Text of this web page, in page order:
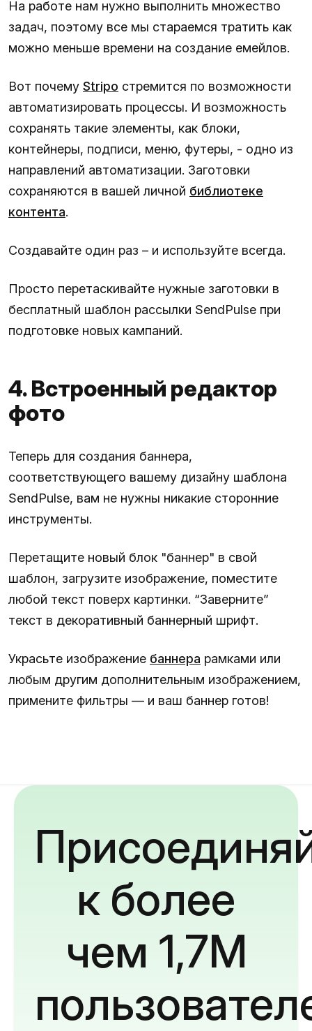
На работе нам нужно выполнить множество
задач, поэтому все мы стараемся тратить как
можно меньше времени на создание емейлов.
Вот почему Stripo стремится по возможности
автоматизировать процессы. И возможность
сохранять такие элементы, как блоки,
контейнеры, подписи, меню, футеры, - одно из
направлений автоматизации. Заготовки
сохраняются в вашей личной библиотеке
контента.
Создавайте один раз – и используйте всегда.
Просто перетаскивайте нужные заготовки в
бесплатный шаблон рассылки SendPulse при
подготовке новых кампаний.
4. Встроенный редактор
фото
Теперь для создания баннера,
соответствующего вашему дизайну шаблона
SendPulse, вам не нужны никакие сторонние
инструменты.
Перетащите новый блок "баннер" в свой
шаблон, загрузите изображение, поместите
любой текст поверх картинки. “Заверните”
текст в декоративный баннерный шрифт.
Украсьте изображение баннера рамками или
любым другим дополнительным изображением,
примените фильтры — и ваш баннер готов!
к более
чем 1,7M